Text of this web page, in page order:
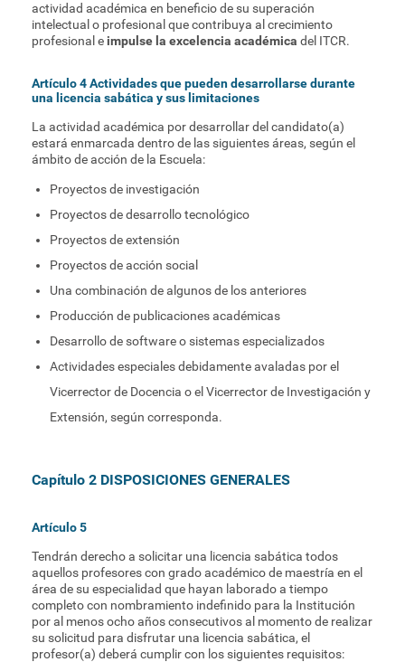
actividad académica en beneficio de su superación
intelectual o profesional que contribuya al crecimiento
profesional eimpulse la excelencia académica del ITCR.
Artículo 4 Actividades que pueden desarrollarse durante
una licencia sabática y sus limitaciones
La actividad académica por desarrollar del candidato(a)
estará enmarcada dentro de las siguientes áreas, según el
ámbito de acción de la Escuela:
Proyectos de investigación
Proyectos de desarrollo tecnológico
Proyectos de extensión
Proyectos de acción social
Una combinación de algunos de los anteriores
Producción de publicaciones académicas
Desarrollo de software o sistemas especializados
Actividades especiales debidamente avaladas por el
Vicerrector de Docencia o el Vicerrector de Investigación y
Extensión, según corresponda.
Capítulo 2 DISPOSICIONES GENERALES
Artículo 5
Tendrán derecho a solicitar una licencia sabática todos
aquellos profesores con grado académico de maestría en el
área de su especialidad que hayan laborado a tiempo
completo con nombramiento indefinido para la Institución
por al menos ocho años consecutivos al momento de realizar
su solicitud para disfrutar una licencia sabática, el
profesor(a) deberá cumplir con los siguientes requisitos: